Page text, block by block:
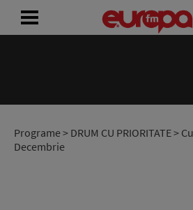
Programe> DRUM CU PRIORITATE>
Decembrie
RADIO